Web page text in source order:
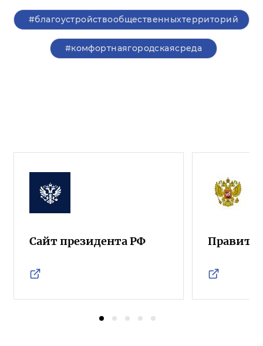
#благоустройствообщественныхтерриторий
#комфортнаягородскаясреда
Сайт президента РФ